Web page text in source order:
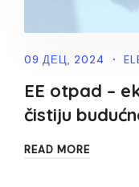
09 ДЕЦ, 2024
EE otpad –
čistiju
READ MORE